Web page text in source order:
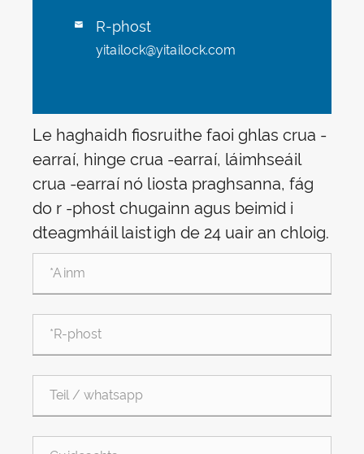
 R-phost
yitailock@yitailock.com
Le haghaidh fiosruithe faoi ghlas crua -
earraí, hinge crua -earraí, láimhseáil
crua -earraí nó liosta praghsanna, fág
do r -phost chugainn agus beimid i
dteagmháil laistigh de 24 uair an chloig.